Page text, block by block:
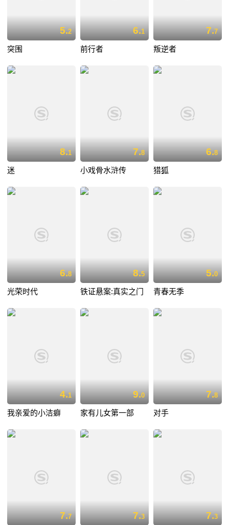
5.2
突围
6.1
前行者
7.7
叛逆者
8.1
迷
7.8
小戏骨水浒传
6.8
猎狐
6.8
光荣时代
8.5
铁证悬案:真实之门
5.0
青春无季
4.1
我亲爱的小洁癖
9.0
家有儿女第一部
7.8
对手
7.7 7.3 7.3